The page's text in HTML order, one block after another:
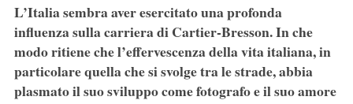
L’Italia sembra aver esercitato una profonda
influenza sulla carriera di Cartier-Bresson. In che
modo ritiene che l’effervescenza della vita italiana, in
particolare quella che si svolge tra le strade, abbia
plasmato il suo sviluppo come fotografo e il suo amore